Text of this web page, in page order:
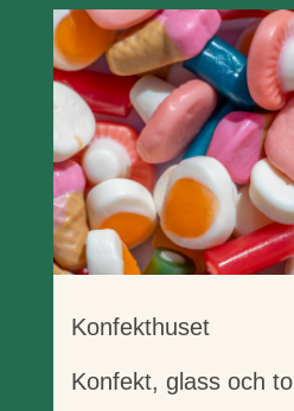
Konfekthuset
Konfekt, glass och